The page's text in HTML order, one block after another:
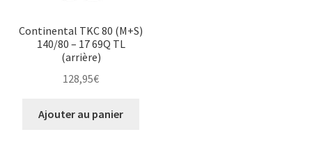
Continental TKC 80 (M+S)
140/80 – 17 69Q TL
(arrière)
128,95€
Ajouter au panier